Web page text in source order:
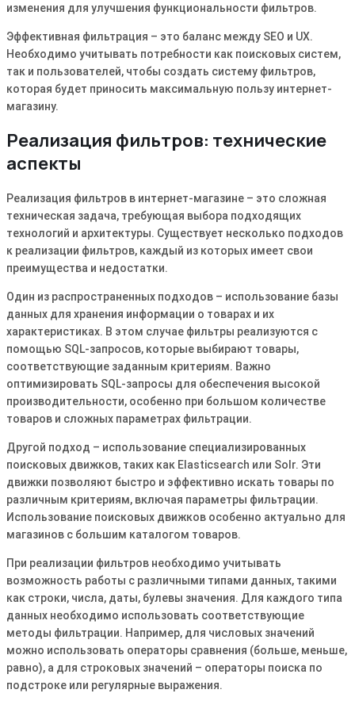
изменения для улучшения функциональности фильтров.
Эффективная фильтрация – это баланс между SEO и UX.
Необходимо учитывать потребности как поисковых систем,
так и пользователей, чтобы создать систему фильтров,
которая будет приносить максимальную пользу интернет-
магазину.
Реализация фильтров: технические
аспекты
Реализация фильтров в интернет-магазине – это сложная
техническая задача, требующая выбора подходящих
технологий и архитектуры. Существует несколько подходов
к реализации фильтров, каждый из которых имеет свои
преимущества и недостатки.
Один из распространенных подходов – использование базы
данных для хранения информации о товарах и их
характеристиках. В этом случае фильтры реализуются с
помощью SQL-запросов, которые выбирают товары,
соответствующие заданным критериям. Важно
оптимизировать SQL-запросы для обеспечения высокой
производительности, особенно при большом количестве
товаров и сложных параметрах фильтрации.
Другой подход – использование специализированных
поисковых движков, таких как Elasticsearch или Solr. Эти
движки позволяют быстро и эффективно искать товары по
различным критериям, включая параметры фильтрации.
Использование поисковых движков особенно актуально для
магазинов с большим каталогом товаров.
При реализации фильтров необходимо учитывать
возможность работы с различными типами данных, такими
как строки, числа, даты, булевы значения. Для каждого типа
данных необходимо использовать соответствующие
методы фильтрации. Например, для числовых значений
можно использовать операторы сравнения (больше, меньше,
равно), а для строковых значений – операторы поиска по
подстроке или регулярные выражения.